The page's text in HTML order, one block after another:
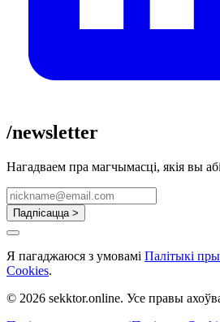
/newsletter
Нагадваем пра магчымасці, якія вы
Падпісацца >
Я пагаджаюся з умовамі Палітыкі
Cookies.
© 2026 sekktor.online. Усе правы